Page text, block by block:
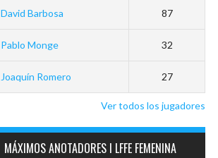
David Barbosa 87
Pablo Monge 32
Joaquín Romero 27
Ver todos los jugadores
MÁXIMOS ANOTADORES I LFFE FEMENINA